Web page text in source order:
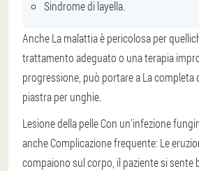
Sindrome di layella.
AncheLa malattia è pericolosa per quelli
trattamento adeguato o una terapia
progressione, può portare aLa completa
piastra per unghie.
Lesione della pelleCon un'infezione
ancheComplicazione frequente: Le
compaiono sul corpo, il paziente si sente